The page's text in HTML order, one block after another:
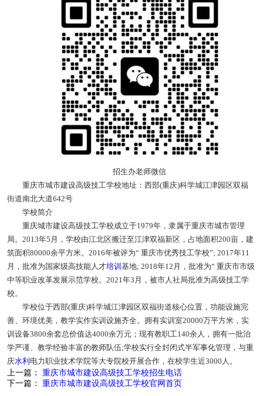
招生办老师微信
重庆市城市建设高级技工学校地址：西部(重庆)科学城江津园区双福
街道南北大道642号
学校简介
重庆城市建设高级技工学校成立于1979年，隶属于重庆市城市管理
局。2013年5月，学校由江北区搬迁至江津双福新区，占地面积200亩，建
筑面积80000余平方米。2016年被评为“ 重庆市优秀技工学校”; 2017年11
月，批准为国家级高技能人才培训 基地; 2018年12月，批准为“ 重庆市市级
中等职业改革发展示范学校。2021年3月，被市人社局批准为高级技工学
校。
学校位于西部(重庆)科学城江津园区双福街道核心位置，功能设施完
善、环境优美，教学实作实训设施齐全。拥有实训室20000万平方米，实
训设备3800余套总价值达4000余万元；现有教职工140余人，拥有一批治
学严谨、教学经验丰富的教师队伍;学校实行全封闭式半军事化管理，与重
庆水利 电力职业技术学院等大专院校开展合作，在校学生近3000人。
上一篇： 重庆市城市建设高级技工学校招生电话
下一篇： 重庆市城市建设高级技工学校官网首页